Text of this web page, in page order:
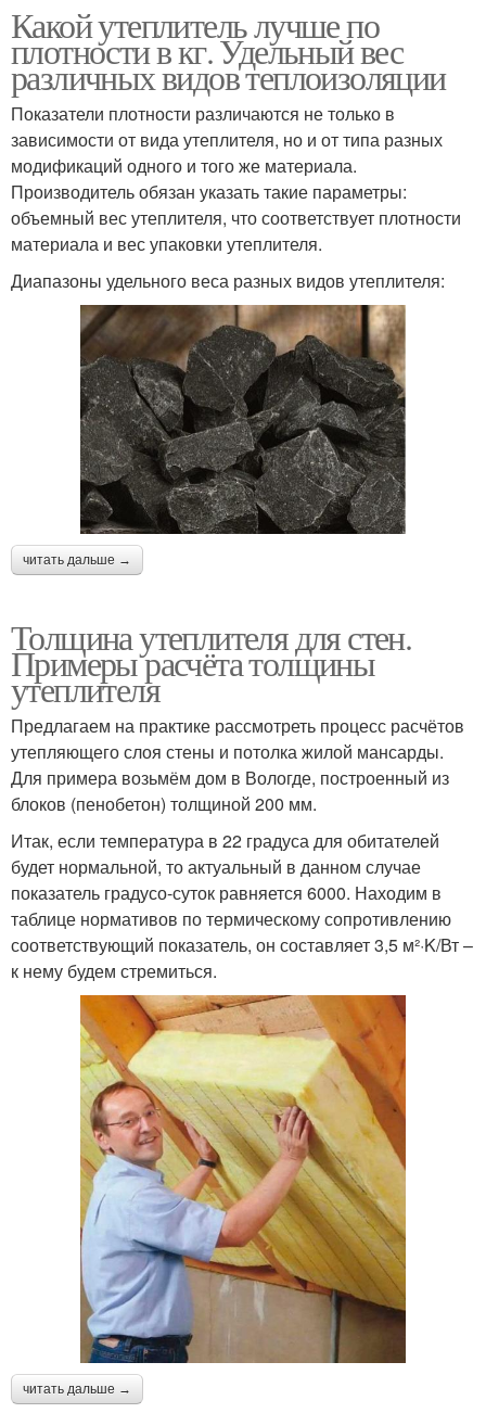
Какой утеплитель лучше по
плотности в кг. Удельный вес
различных видов теплоизоляции
Показатели плотности различаются не только в
зависимости от вида утеплителя, но и от типа разных
модификаций одного и того же материала.
Производитель обязан указать такие параметры:
объемный вес утеплителя, что соответствует плотности
материала и вес упаковки утеплителя.
Диапазоны удельного веса разных видов утеплителя:
читать дальше →
Толщина утеплителя для стен.
Примеры расчёта толщины
утеплителя
Предлагаем на практике рассмотреть процесс расчётов
утепляющего слоя стены и потолка жилой мансарды.
Для примера возьмём дом в Вологде, построенный из
блоков (пенобетон) толщиной 200 мм.
Итак, если температура в 22 градуса для обитателей
будет нормальной, то актуальный в данном случае
показатель градусо-суток равняется 6000. Находим в
таблице нормативов по термическому сопротивлению
соответствующий показатель, он составляет 3,5 м²·K/Вт –
к нему будем стремиться.
читать дальше →